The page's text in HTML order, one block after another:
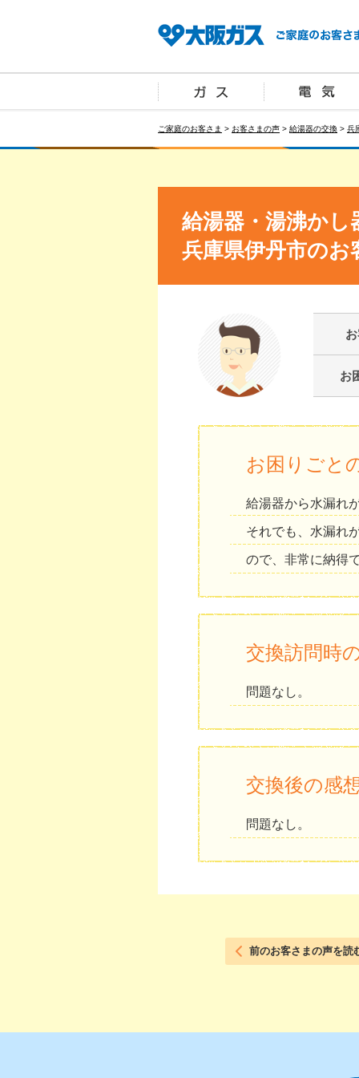
ご家庭のお客さま > お客さまの声 > 給湯器の交換 > 兵
給湯器・湯沸かし
兵庫県伊丹市のお
お
お困りごと
給湯器から水漏れ
それでも、水漏れ
ので、非常に納得
交換訪問時
問題なし。
交換後の感
問題なし。
前のお客さまの声を読